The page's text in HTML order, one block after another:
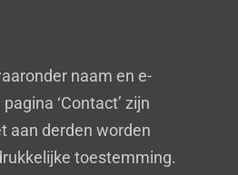
naam en e-
‘Contact’ zijn
aan derden worden
toestemming.